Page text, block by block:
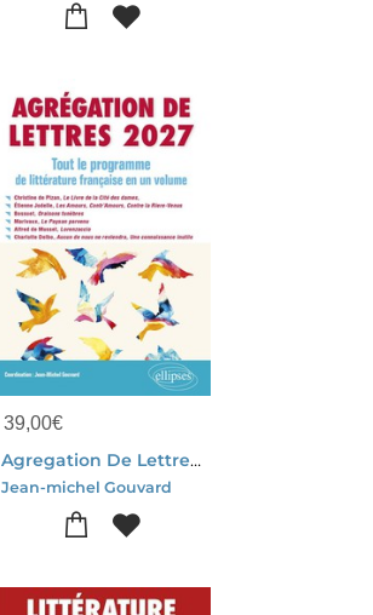
39,00€
Agregation De Lettres 2027 - Tout Le Programme De Litterature Francaise En Un Volume
Jean-michel Gouvard